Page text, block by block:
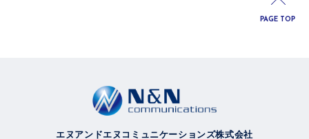
PAGE TOP
エヌアンドエヌコミュニケーションズ株式会社